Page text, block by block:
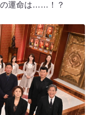
の運命は……！？